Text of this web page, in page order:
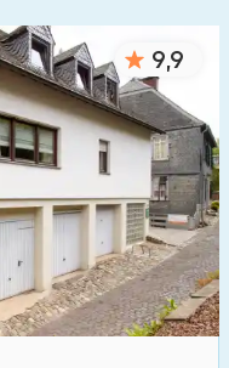
38
62
30
34
38
9,9